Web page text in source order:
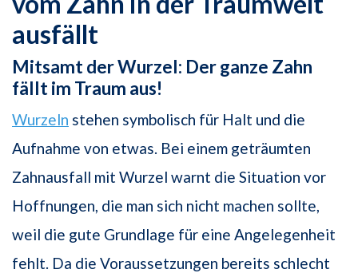
ausfällt
Mitsamt der Wurzel: Der ganze Zahn
fällt im Traum aus!
Wurzeln stehen symbolisch für Halt und die
Aufnahme von etwas. Bei einem geträumten
Zahnausfall mit Wurzel warnt die Situation vor
Hoffnungen, die man sich nicht machen sollte,
weil die gute Grundlage für eine Angelegenheit
fehlt. Da die Voraussetzungen bereits schlecht